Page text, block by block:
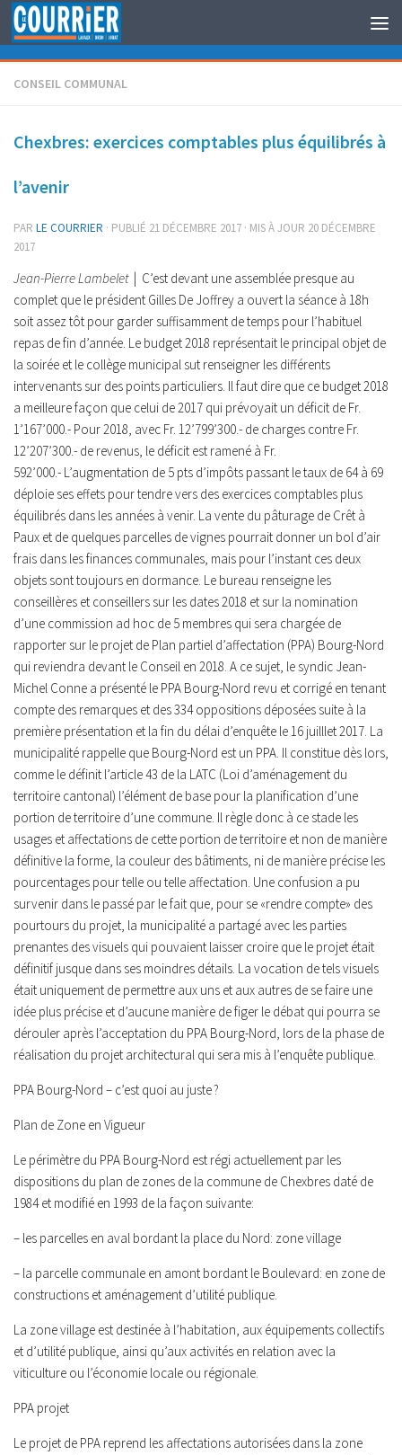
Au dessous du contenu
CONSEIL COMMUNAL
Chexbres: exercices comptables plus équilibrés à
l’avenir
PAR LE COURRIER · PUBLIÉ 21 DÉCEMBRE 2017 · MIS À JOUR 20 DÉCEMBRE
2017
Jean-Pierre Lambelet| C’est devant une assemblée presque au
complet que le président Gilles De Joffrey a ouvert la séance à 18h
soit assez tôt pour garder suffisamment de temps pour l’habituel
repas de fin d’année. Le budget 2018 représentait le principal objet de
la soirée et le collège municipal sut renseigner les différents
intervenants sur des points particuliers. Il faut dire que ce budget 2018
a meilleure façon que celui de 2017 qui prévoyait un déficit de Fr.
1’167’000.- Pour 2018, avec Fr. 12’799’300.- de charges contre Fr.
12’207’300.- de revenus, le déficit est ramené à Fr.
592’000.- L’augmentation de 5 pts d’impôts passant le taux de 64 à 69
déploie ses effets pour tendre vers des exercices comptables plus
équilibrés dans les années à venir. La vente du pâturage de Crêt à
Paux et de quelques parcelles de vignes pourrait donner un bol d’air
frais dans les finances communales, mais pour l’instant ces deux
objets sont toujours en dormance. Le bureau renseigne les
conseillères et conseillers sur les dates 2018 et sur la nomination
d’une commission ad hoc de 5 membres qui sera chargée de
rapporter sur le projet de Plan partiel d’affectation (PPA) Bourg-Nord
qui reviendra devant le Conseil en 2018. A ce sujet, le syndic Jean-
Michel Conne a présenté le PPA Bourg-Nord revu et corrigé en tenant
compte des remarques et des 334 oppositions déposées suite à la
première présentation et la fin du délai d’enquête le 16 juilllet 2017. La
municipalité rappelle que Bourg-Nord est un PPA. Il constitue dès lors,
comme le définit l’article 43 de la LATC (Loi d’aménagement du
territoire cantonal) l’élément de base pour la planification d’une
portion de territoire d’une commune. Il règle donc à ce stade les
usages et affectations de cette portion de territoire et non de manière
définitive la forme, la couleur des bâtiments, ni de manière précise les
pourcentages pour telle ou telle affectation. Une confusion a pu
survenir dans le passé par le fait que, pour se «rendre compte» des
pourtours du projet, la municipalité a partagé avec les parties
prenantes des visuels qui pouvaient laisser croire que le projet était
définitif jusque dans ses moindres détails. La vocation de tels visuels
était uniquement de permettre aux uns et aux autres de se faire une
idée plus précise et d’aucune manière de figer le débat qui pourra se
dérouler après l’acceptation du PPA Bourg-Nord, lors de la phase de
réalisation du projet architectural qui sera mis à l’enquête publique.
PPA Bourg-Nord – c’est quoi au juste ?
Plan de Zone en Vigueur
Le périmètre du PPA Bourg-Nord est régi actuellement par les
dispositions du plan de zones de la commune de Chexbres daté de
1984 et modifié en 1993 de la façon suivante:
– les parcelles en aval bordant la place du Nord: zone village
– la parcelle communale en amont bordant le Boulevard: en zone de
constructions et aménagement d’utilité publique.
La zone village est destinée à l’habitation, aux équipements collectifs
et d’utilité publique, ainsi qu’aux activités en relation avec la
viticulture ou l’économie locale ou régionale.
PPA projet
Le projet de PPA reprend les affectations autorisées dans la zone